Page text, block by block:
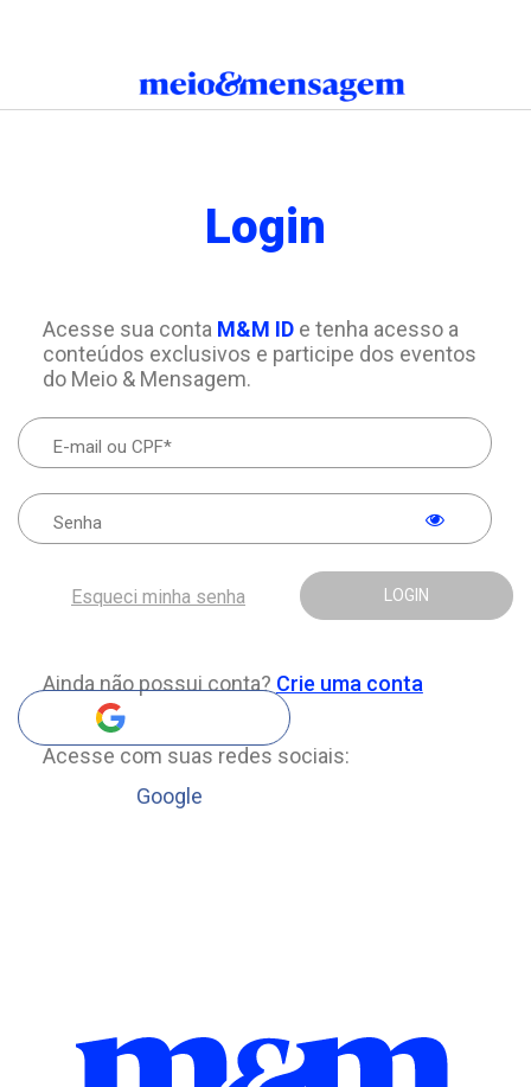
Login
Acesse sua conta M&M IDe tenha acesso a
conteúdos exclusivos e participe dos eventos
do Meio & Mensagem.
LOGIN
Esqueci minha senha
Ainda não possui conta? Crie uma conta
Acesse com suas redes sociais:
Google